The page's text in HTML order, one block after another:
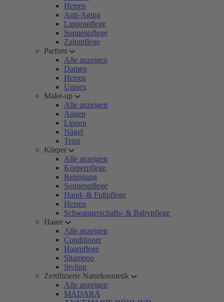
Herren
Anti-Aging
Lippenpflege
Sonnenpflege
Zahnpflege
Parfum
Alle anzeigen
Damen
Herren
Unisex
Make-up
Alle anzeigen
Augen
Lippen
Nägel
Teint
Körper
Alle anzeigen
Körperpflege
Reinigung
Sonnenpflege
Hand- & Fußpflege
Herren
Schwangerschafts- & Babypflege
Haare
Alle anzeigen
Conditioner
Haarpflege
Shampoo
Styling
Zertifizierte Naturkosmetik
Alle anzeigen
MÁDARA